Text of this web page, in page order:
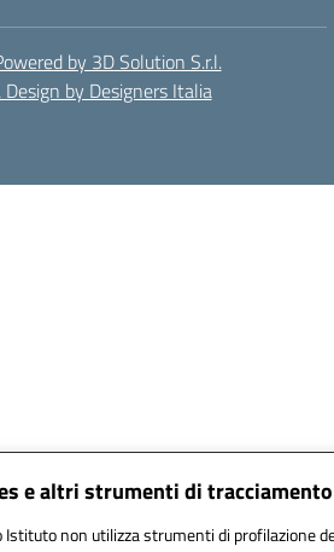
e altri strumenti di tracciamento
Istituto non utilizza strumenti di profilazione
by 3D Solution S.r.l.
by Designers Italia